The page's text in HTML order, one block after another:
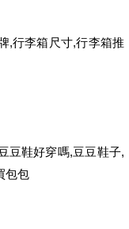
,行李箱尺寸,行李箱推
豆鞋好穿嗎,豆豆鞋子,
包包